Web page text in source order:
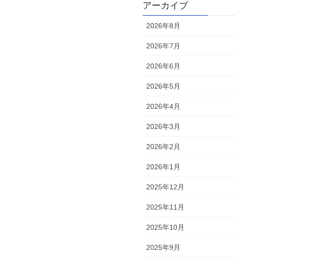
アーカイブ
2026年8月
2026年7月
2026年6月
2026年5月
2026年4月
2026年3月
2026年2月
2026年1月
2025年12月
2025年11月
2025年10月
2025年9月